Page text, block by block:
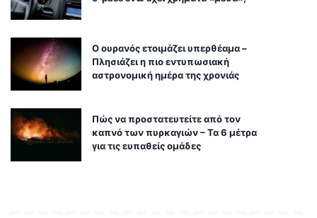
Ο ουρανός ετοιμάζει υπερθέαμα –
Πλησιάζει η πιο εντυπωσιακή
αστρονομική ημέρα της χρονιάς
Πώς να προστατευτείτε από τον
καπνό των πυρκαγιών – Τα 6 μέτρα
για τις ευπαθείς ομάδες